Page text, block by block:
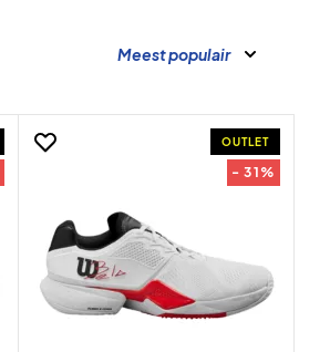
Meest populair
OUTLET
- 31%